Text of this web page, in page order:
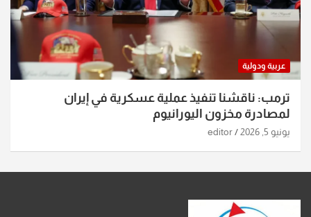
عربية ودولية
ترمب: ناقشنا تنفيذ عملية عسكرية في إيران
لمصادرة مخزون اليورانيوم
يونيو 5, 2026 editor